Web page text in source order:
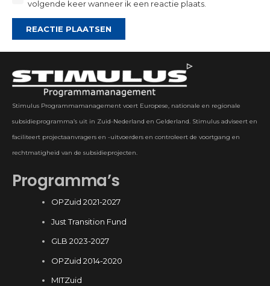
volgende keer wanneer ik een reactie plaats.
REACTIE PLAATSEN
Stimulus Programmamanagement voert Europese, nationale en regionale
subsidieprogramma’s uit in Zuid-Nederland en Gelderland. Stimulus adviseert en
faciliteert projectaanvragers en -uitvoerders en controleert de voortgang en
rechtmatigheid van de subsidieprojecten.
Programma’s
OPZuid 2021-2027
Just Transition Fund
GLB 2023-2027
OPZuid 2014-2020
MITZuid